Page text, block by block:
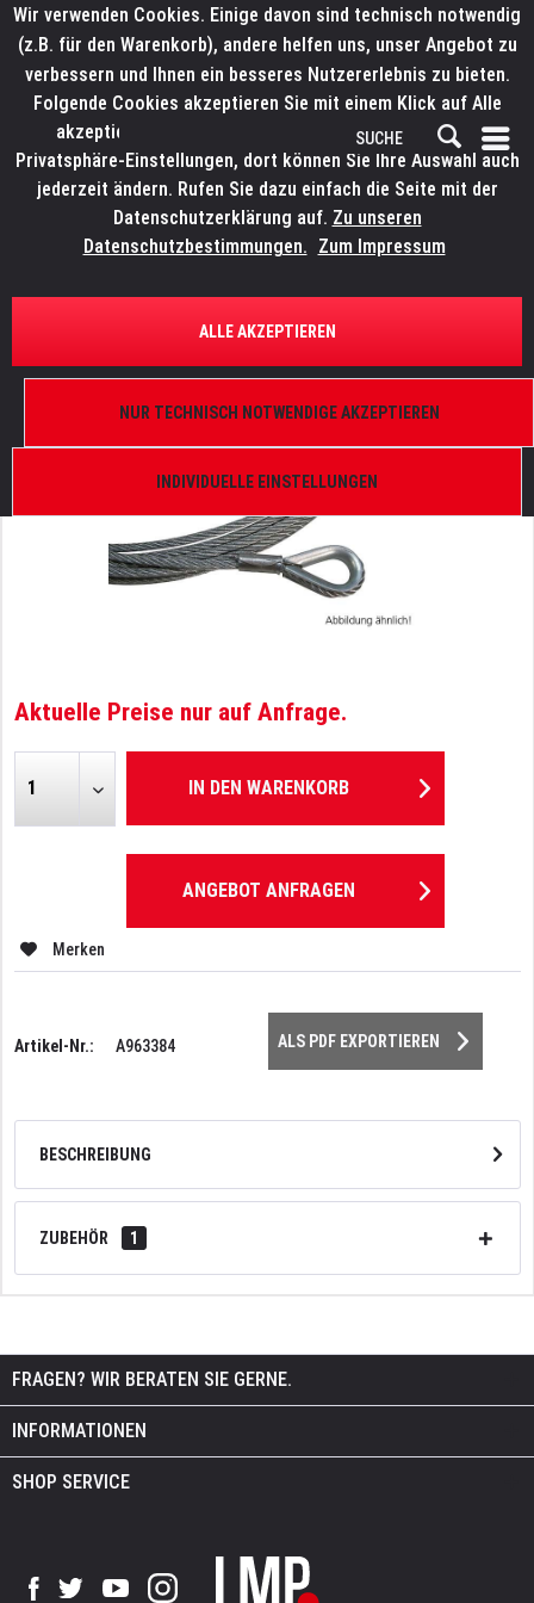
ÜBERSICHT ERSATZTEILE
Aktuelle Preise nur auf Anfrage.
IN DEN WARENKORB
ANGEBOT ANFRAGEN
Merken
Artikel-Nr.: A963384 ALS PDF EXPORTIEREN
BESCHREIBUNG
ZUBEHÖR 1
FRAGEN? WIR BERATEN SIE GERNE.
INFORMATIONEN
SHOP SERVICE
Wir verwenden Cookies. Einige davon sind technisch notwendig
(z.B. für den Warenkorb), andere helfen uns, unser Angebot zu
verbessern und Ihnen ein besseres Nutzererlebnis zu bieten.
Folgende Cookies akzeptieren Sie mit einem Klick auf Alle
akzeptieren. Weitere Informationen finden Sie in den
Privatsphäre-Einstellungen, dort können Sie Ihre Auswahl auch
jederzeit ändern. Rufen Sie dazu einfach die Seite mit der
Datenschutzerklärung auf. Zu unseren
Datenschutzbestimmungen. Zum Impressum
INDIVIDUELLE EINSTELLUNGEN
NUR TECHNISCH NOTWENDIGE AKZEPTIEREN
ALLE AKZEPTIEREN